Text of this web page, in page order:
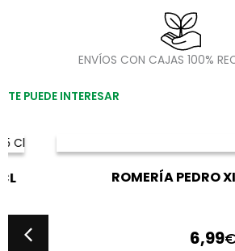
ENVÍOS CON CAJAS 100%
TE PUEDE INTERESAR
ROMERÍA PEDRO
6,99€